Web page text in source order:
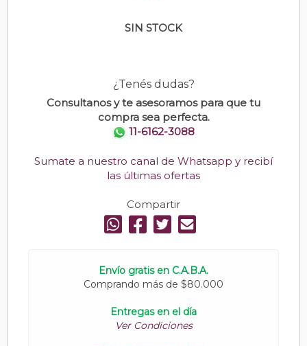
SIN STOCK
¿Tenés dudas?
Consultanos y te asesoramos para que tu
compra sea perfecta.
11-6162-3088
Sumate a nuestro canal de Whatsapp y recibí
las últimas ofertas
Compartir
Envío gratis en C.A.B.A.
Comprando más de $80.000
Entregas en el día
Ver Condiciones